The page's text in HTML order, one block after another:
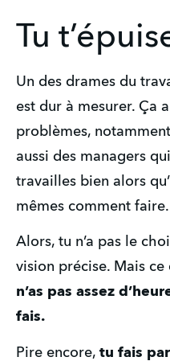
Tu
Un des drames du
est dur à mesurer. Ça
problèmes,
aussi des managers
travailles bien alors
mêmes comment faire.
Alors, tu n’a pas le
vision précise. Mais ce
n’as pas assez
fais.
Pire encore, tu fais